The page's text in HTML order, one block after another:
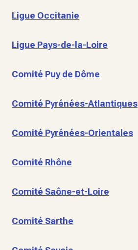
Ligue Occitanie
Ligue Pays-de-la-Loire
Comité Puy de Dôme
Comité Pyrénées-Atlantiques
Comité Pyrénées-Orientales
Comité Rhône
Comité Saône-et-Loire
Comité Sarthe